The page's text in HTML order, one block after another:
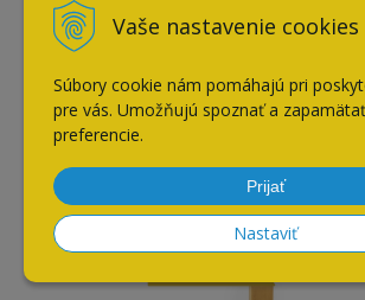
Vaše nastavenie cookies
Súbory cookie nám pomáhajú pri
pre vás. Umožňujú spoznať a
preferencie.
Prijať
Nastaviť
Naposledy
Nábytkový vešiak Viefe
ARPA PLATE / zlatá /
mm